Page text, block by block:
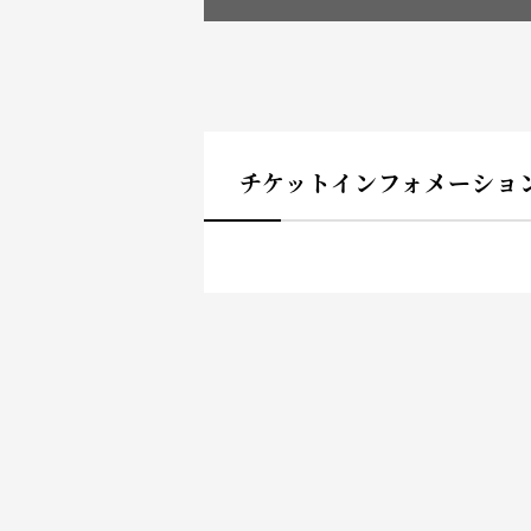
チケットインフォメーショ